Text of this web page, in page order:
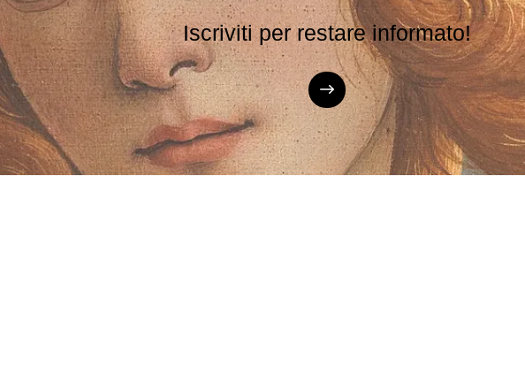
Iscriviti per restare informato!